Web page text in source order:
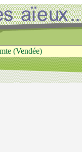
(Vendée)